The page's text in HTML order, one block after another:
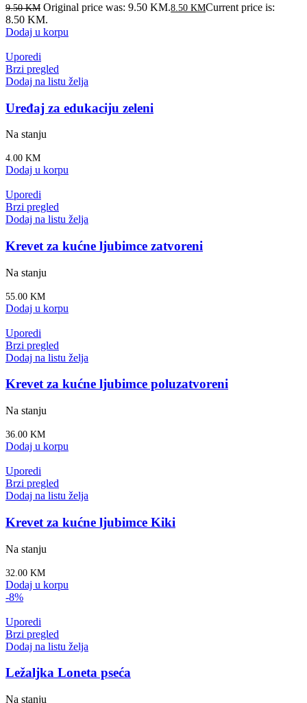
9.50KM Original price was: 9.50 KM.8.50 KMCurrent price is:
8.50 KM.
Dodaj u korpu
Uporedi
Brzi pregled
Dodaj na listu želja
Uređaj za edukaciju zeleni
Na stanju
4.00 KM
Dodaj u korpu
Uporedi
Brzi pregled
Dodaj na listu želja
Krevet za kućne ljubimce zatvoreni
Na stanju
55.00 KM
Dodaj u korpu
Uporedi
Brzi pregled
Dodaj na listu želja
Krevet za kućne ljubimce poluzatvoreni
Na stanju
36.00 KM
Dodaj u korpu
Uporedi
Brzi pregled
Dodaj na listu želja
Krevet za kućne ljubimce Kiki
Na stanju
32.00 KM
Dodaj u korpu
-8%
Uporedi
Brzi pregled
Dodaj na listu želja
Ležaljka Loneta pseća
Na stanju